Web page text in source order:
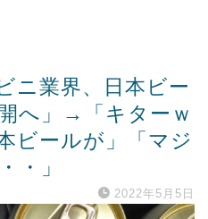
ニ業界、日本ビー
へ」→「キターｗ
ビールが」「マジ
・」
2022年5月5日